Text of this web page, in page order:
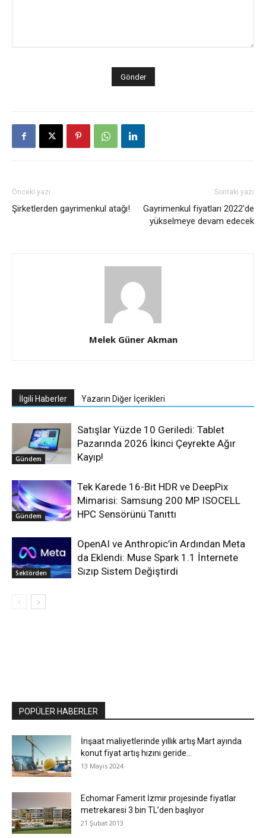
Önceki yazı
Şirketlerden gayrimenkul atağı!
Sonraki yazı
Gayrimenkul fiyatları 2022’de
yükselmeye devam edecek
Melek Güner Akman
İlgili Haberler Yazarın Diğer İçerikleri
Gündem
Satışlar Yüzde 10 Geriledi: Tablet
Pazarında 2026 İkinci Çeyrekte Ağır
Kayıp!
Gündem
Tek Karede 16-Bit HDR ve DeepPix
Mimarisi: Samsung 200 MP ISOCELL
HPC Sensörünü Tanıttı
Sektörden
OpenAI ve Anthropic’in Ardından Meta
da Eklendi: Muse Spark 1.1 İnternete
Sızıp Sistem Değiştirdi
POPÜLER HABERLER
İnşaat maliyetlerinde yıllık artış Mart ayında
konut fiyat artış hızını geride...
13 Mayıs 2024
Echomar Famerit İzmir projesinde fiyatlar
metrekaresi 3 bin TL’den başlıyor
21 Şubat 2013